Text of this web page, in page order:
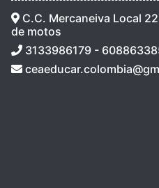
C.C. Mercaneiva Local
de motos
3133986179 -